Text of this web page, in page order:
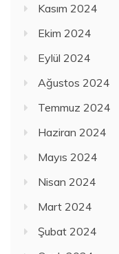
Kasım 2024
Ekim 2024
Eylül 2024
Ağustos 2024
Temmuz 2024
Haziran 2024
Mayıs 2024
Nisan 2024
Mart 2024
Şubat 2024